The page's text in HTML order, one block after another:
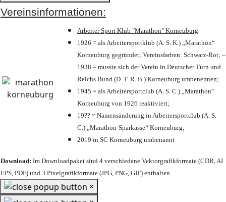
Vereinsinformationen:
Arbeiter Sport Klub "Marathon" Korneuburg
1926 = als Arbeitersportklub (A. S. K.) „Marathon“
Korneuburg gegründet; Vereinsfarben: Schwarz-Rot; –
1938 = musste sich der Verein in Deutscher Turn und
Reichs Bund (D. T. R. B.) Korneuburg umbenennen;
1945 = als Arbeitersportclub (A. S. C.) „Marathon“
Korneuburg von 1926 reaktiviert;
19?? = Namensänderung in Arbeitersportclub (A. S.
C.) „Marathon-Sparkasse“ Korneuburg;
2019 in SC Korneuburg umbenannt
Download: Im Downloadpaket sind 4 verschiedene Vektorgrafikformate (CDR, AI
EPS, PDF) und 3 Pixelgrafikformate (JPG, PNG, GIF) enthalten.
×